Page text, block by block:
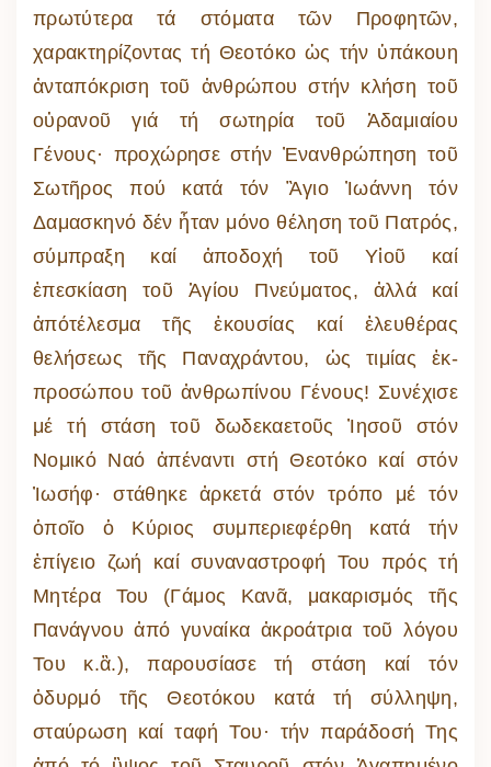
πρωτύτερα τά στόματα τῶν Προφητῶν,
χαρακτηρίζοντας τή Θεοτόκο ὡς τήν ὑπάκουη
ἀνταπόκριση τοῦ ἀνθρώπου στήν κλήση τοῦ
οὐρανοῦ γιά τή σωτηρία τοῦ Ἀδαμιαίου
Γένους· προχώρησε στήν Ἐνανθρώπηση τοῦ
Σωτῆρος πού κατά τόν Ἃγιο Ἰωάννη τόν
Δαμασκηνό δέν ἦταν μόνο θέληση τοῦ Πατρός,
σύμπραξη καί ἀποδοχή τοῦ Υἱοῦ καί
ἐπεσκίαση τοῦ Ἁγίου Πνεύματος, ἀλλά καί
ἀπότέλεσμα τῆς ἑκουσίας καί ἐλευθέρας
θελήσεως τῆς Παναχράντου, ὡς τιμίας ἐκ-
προσώπου τοῦ ἀνθρωπίνου Γένους! Συνέχισε
μέ τή στάση τοῦ δωδεκαετοῦς Ἰησοῦ στόν
Νομικό Ναό ἀπέναντι στή Θεοτόκο καί στόν
Ἰωσήφ· στάθηκε ἀρκετά στόν τρόπο μέ τόν
ὁποῖο ὁ Κύριος συμπεριεφέρθη κατά τήν
ἐπίγειο ζωή καί συναναστροφή Του πρός τή
Μητέρα Του (Γάμος Κανᾶ, μακαρισμός τῆς
Πανάγνου ἀπό γυναίκα ἀκροάτρια τοῦ λόγου
Του κ.ἂ.), παρουσίασε τή στάση καί τόν
ὀδυρμό τῆς Θεοτόκου κατά τή σύλληψη,
σταύρωση καί ταφή Του· τήν παράδοσή Της